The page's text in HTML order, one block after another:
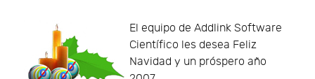
El equipo de Addlink Software
Científico les desea Feliz
Navidad y un próspero año